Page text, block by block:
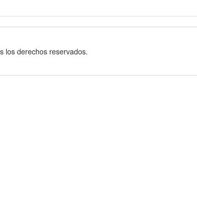
los derechos reservados.